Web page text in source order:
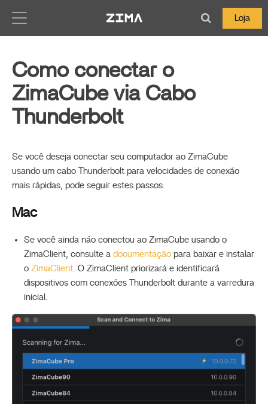
Loja
Como conectar o
ZimaCube via Cabo
Thunderbolt
Se você deseja conectar seu computador ao ZimaCube
usando um cabo Thunderbolt para velocidades de conexão
mais rápidas, pode seguir estes passos:
Mac
Se você ainda não conectou ao ZimaCube usando o
ZimaClient, consulte a documentação para baixar e instalar
o ZimaClient. O ZimaClient priorizará e identificará
dispositivos com conexões Thunderbolt durante a varredura
inicial.